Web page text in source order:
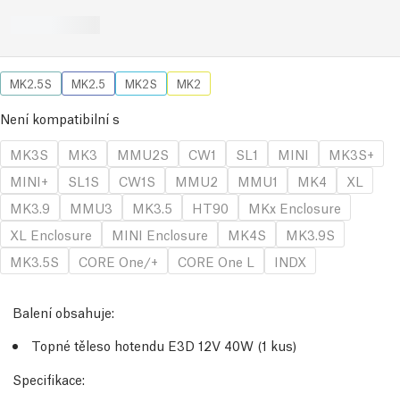
MK2.5S MK2.5 MK2S MK2
Není kompatibilní s
MK3S
MK3 MMU2S CW1 SL1 MINI
MK3S+
MINI+
SL1S CW1S MMU2 MMU1 MK4
XL
MK3.9
MMU3 MK3.5 HT90
MKx Enclosure
XL Enclosure
MINI Enclosure MK4S
MK3.9S
MK3.5S
CORE One/+ CORE One L INDX
Balení obsahuje:
Topné těleso hotendu E3D 12V 40W (1 kus)
Specifikace: